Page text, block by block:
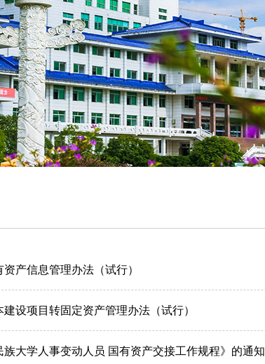
产信息管理办法（试行）
设项目转固定资产管理办法（试行）
族大学人事变动人员 国有资产交接工作规程》的通知